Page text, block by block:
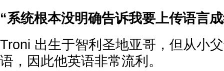
“系统根本没明确告诉我要上传语言
Troni 出生于智利圣地亚哥，但从小
语，因此他英语非常流利。